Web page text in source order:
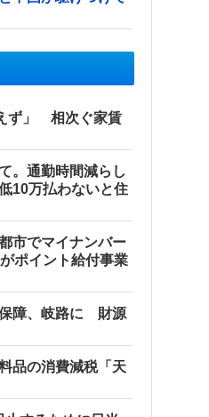
ず」 相次ぐ家賃
。通勤時間減らし
10万払わないと住
市でマイナンバー
ポイント給付事業
保障、岐路に 財源
品の消費減税「天